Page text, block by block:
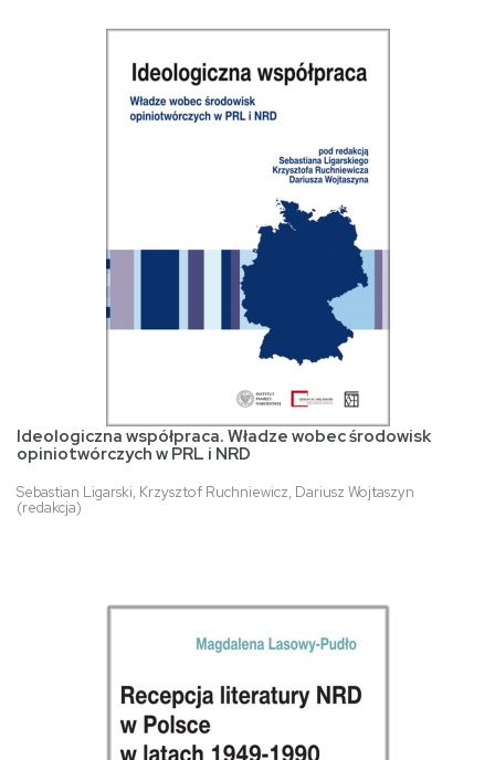
Ideologiczna współpraca. Władze wobec środowisk
opiniotwórczych w PRL i NRD
Sebastian Ligarski, Krzysztof Ruchniewicz, Dariusz Wojtaszyn
(redakcja)